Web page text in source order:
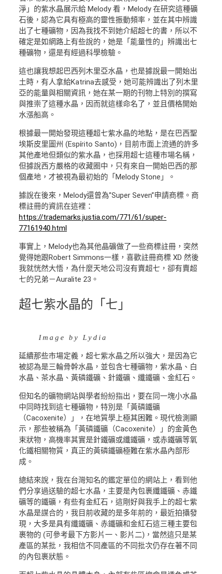
淨」的紫水晶展示給 Melody 看，Melody 在研究這種礦
石後，認為它具有極高的靈性振動頻率，並在其中辨識
出了七種礦物，因為我找不到她介紹超七的書，所以不
確定是如網路上有些說的，她是「能量性的」辨識出七
種礦物，還是有經過科學檢驗。
這也讓我想起巴西列木里亞水晶，也是據說最一開始出
土時，有人拿給Katrina去感受，她可能辨識出了列木里
亞的能量與相關資訊，她在某一期的刊物上特別的撰寫
與推崇了這種水晶，因而就這樣命名了，並且價格開始
水漲船高。
根據最一開始發現這種超七紫水晶的地點，是在巴西聖
埃斯皮里圖州 (Espírito Santo)，目前市面上流通的許多
其他產地但類似的紫水晶，也採用超七這種市場名稱，
但據說西方嚴格的收藏圈中，只有來自一開始巴西的那
個產地，才被視為最初始的「Melody Stone」。
據說在後來，Melody還曾為”Super Seven”申請商標。商
標註冊的資訊在這裡：
https://trademarks.justia.com/771/61/super-
77161940.html
事實上，Melody也為其他晶礦做了一些商標註冊，突然
覺得她跟Robert Simmons一樣，喜歡註冊商標 XD 然後
我就恍然大悟，為什麼天地公司沒有賣超七，卻有賣超
七的兄弟－Auralite 23。
超七紫水晶的「七」
Image by Lydia
延續那些市場定義，超七紫水晶之所以強大，是因為它
被認為是三輪骨幹水晶，並包含七種礦物，紫水晶、白
水晶、茶水晶、黃磷鐵礦、針鐵礦、纖鐵礦、金紅石。
但知名的礦物網站與學者紛紛指出，要在同一塊小水晶
中同時找到這七種礦物，特別是「黃磷鐵礦
（Cacoxenite）」，在地質學上極其困難。現代檢測顯
示，那些被稱為「黃磷鐵礦（Cacoxenite）」的金黃色
束狀物，高機率其實是針鐵礦或纖鐵礦，或赤鐵礦等氧
化鐵相關物質，真正的黃磷鐵礦極難在紫水晶內部形
成。
總結來說，我在台灣知名的鑑定單位的網站上，看到他
們分享過送驗的超七水晶，主要是內包裹纖鐵礦、赤鐵
礦等的鐵礦，有些有金紅石，這剛好與我手上的超七紫
水晶是謀合的，我目前收藏的是多年前的，最近拍攝發
現，大多是具有纖鐵礦、赤鐵礦和金紅石這三種主要包
裹物的 (可參考最下方影片一、影片二)，當然這只是某
產區的某批，我相信不同產區的不同批次仍存在著不同
的內包裹狀態。